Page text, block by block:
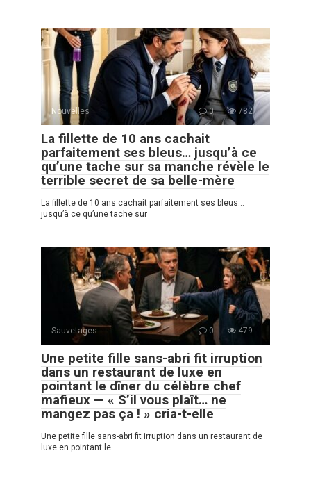
Nouvelles 0 782
La fillette de 10 ans cachait
parfaitement ses bleus… jusqu’à ce
qu’une tache sur sa manche révèle le
terrible secret de sa belle-mère
La fillette de 10 ans cachait parfaitement ses bleus…
jusqu’à ce qu’une tache sur
Sauvetages 0 479
Une petite fille sans-abri fit irruption
dans un restaurant de luxe en
pointant le dîner du célèbre chef
mafieux — « S’il vous plaît… ne
mangez pas ça ! » cria-t-elle
Une petite fille sans-abri fit irruption dans un restaurant de
luxe en pointant le